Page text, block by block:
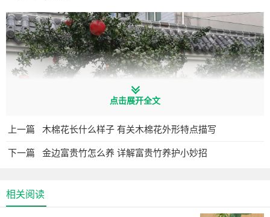
石榴树是一种长命树，前人种一棵能活上百年，传给后代
点击展开全文
上一篇 木棉花长什么样子 有关木棉花外形特点描写
下一篇 金边富贵竹怎么养 详解富贵竹养护小妙招
相关阅读